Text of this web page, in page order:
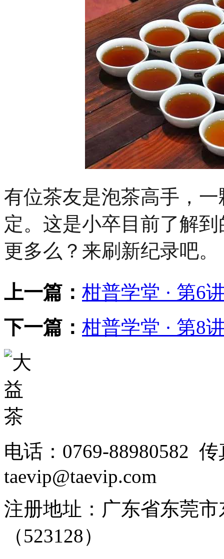
有位茶友是泡茶高手，
定。这是小卒目前了解
更多么？来刷新纪录吧。
上一篇： 柑普学堂 · 第6
下一篇： 柑普学堂 · 第8
电话：0769-88980582
taevip@taevip.com
注册地址：广东省东莞
（523128）